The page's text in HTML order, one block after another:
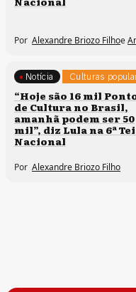
Por Alexandre Briozo Filhoe
Culturas
Notícia
Políticas culturais
“Hoje são 16 mil
de Cultura no Brasil,
amanhã podem ser 50
mil”, diz Lula na 6ª
Nacional
Por Alexandre Briozo Filho